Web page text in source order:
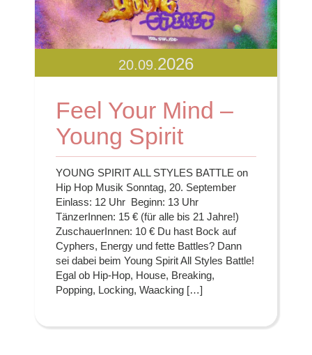
20.09.2026
Feel Your Mind –
Young Spirit
YOUNG SPIRIT ALL STYLES BATTLE on
Hip Hop Musik Sonntag, 20. September
Einlass: 12 Uhr Beginn: 13 Uhr
TänzerInnen: 15 € (für alle bis 21 Jahre!)
ZuschauerInnen: 10 € Du hast Bock auf
Cyphers, Energy und fette Battles? Dann
sei dabei beim Young Spirit All Styles Battle!
Egal ob Hip-Hop, House, Breaking,
Popping, Locking, Waacking […]